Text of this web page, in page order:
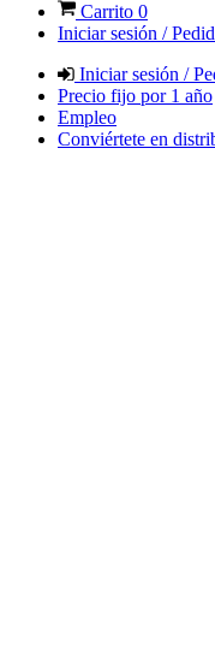
Carrito 0
Iniciar sesión /
Iniciar sesión /
Precio fijo por 1 año
Empleo
Conviértete en